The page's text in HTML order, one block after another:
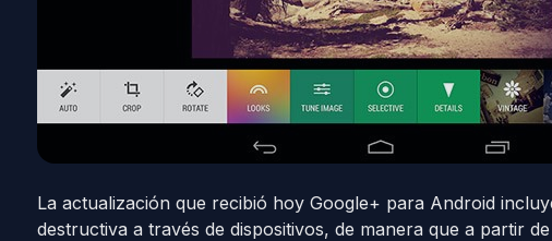
La actualización que recibió hoy Google+ para Android
destructiva a través de dispositivos, de manera que a partir